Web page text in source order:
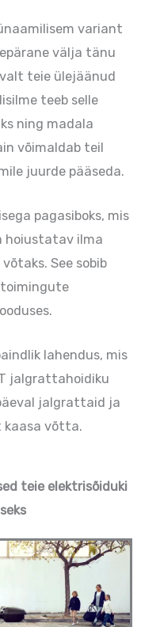
variant
välja tänu
teie ülejäänud
teeb selle
ning madala
võimaldab teil
juurde pääseda.
pagasiboks, mis
hoiustatav ilma
See sobib
lahendus, mis
jalgrattahoidiku
jalgrattaid ja
kaasa võtta.
teie elektrisõiduki